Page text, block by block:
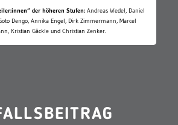
der höheren Stufen: Andreas Wedel, Daniel
Dengo, Annika Engel, Dirk Zimmermann, Marcel
Kristian Gäckle und Christian Zenker.